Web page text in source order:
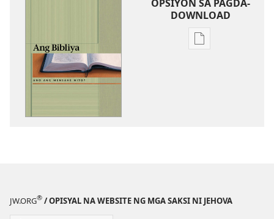
OPSIYON SA PAGDA-
DOWNLOAD
Opsiyon
Mensahe
JW.ORG® / OPISYAL NA WEBSITE NG MGA SAKSI NI JEHOVA